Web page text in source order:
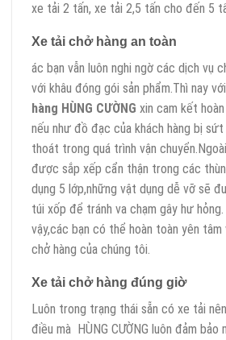
xe tải 2 tấn, xe tải 2,5 tấn cho đến 5
Xe tải chở hàng an toàn
ác bạn vẫn luôn nghi ngờ các dịch vụ
với khâu đóng gói sản phẩm.Thì nay
hàng HÙNG CƯỜNG xin cam kết
nếu như đồ đạc của khách hàng bị
thoát trong quá trình vận
được sắp xếp cẩn thận trong các
dụng 5 lớp,những vật dụng dễ vỡ sẽ
túi xốp để tránh va chạm gây hư
vậy,các bạn có thể hoàn toàn yên
chở hàng của chúng tôi.
Xe tải chở hàng đúng giờ
Luôn trong trạng thái sẵn có xe tải
điều mà HÙNG CƯỜNG luôn đảm bảo